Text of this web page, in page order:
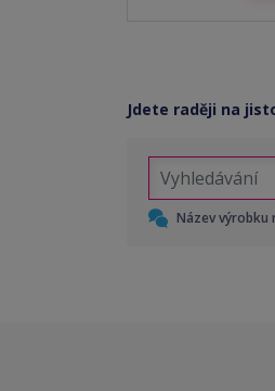
Jdete raději na
Název výrobku